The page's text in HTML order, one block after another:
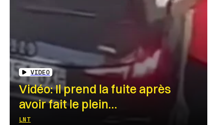
VIDEO
Vidéo: Il prend la fuite après
avoir fait le plein…
LNT